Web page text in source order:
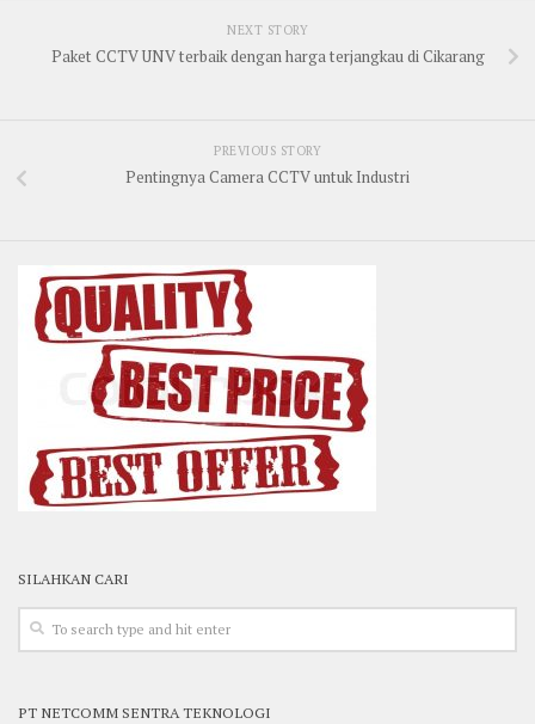
NEXT STORY
Paket CCTV UNV terbaik dengan harga terjangkau di Cikarang
PREVIOUS STORY
Pentingnya Camera CCTV untuk Industri
SILAHKAN CARI
PT NETCOMM SENTRA TEKNOLOGI